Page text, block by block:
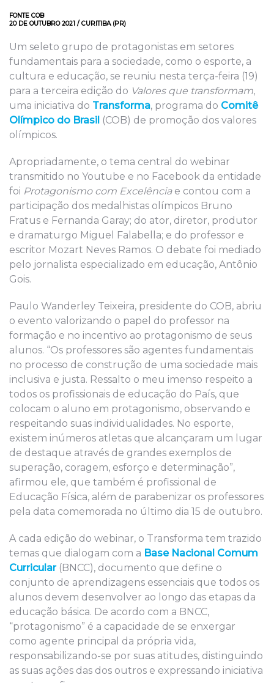
FONTE COB
20 DE OUTUBRO 2021 / CURITIBA (PR)
Um seleto grupo de protagonistas em setores
fundamentais para a sociedade, como o esporte, a
cultura e educação, se reuniu nesta terça-feira (19)
para a terceira edição do Valores que transformam,
uma iniciativa do Transforma, programa do Comitê
Olímpico do Brasil (COB) de promoção dos valores
olímpicos.
Apropriadamente, o tema central do webinar
transmitido no Youtube e no Facebook da entidade
foi Protagonismo com Excelênciae contou com a
participação dos medalhistas olímpicos Bruno
Fratus e Fernanda Garay; do ator, diretor, produtor
e dramaturgo Miguel Falabella; e do professor e
escritor Mozart Neves Ramos. O debate foi mediado
pelo jornalista especializado em educação, Antônio
Gois.
Paulo Wanderley Teixeira, presidente do COB, abriu
o evento valorizando o papel do professor na
formação e no incentivo ao protagonismo de seus
alunos. “Os professores são agentes fundamentais
no processo de construção de uma sociedade mais
inclusiva e justa. Ressalto o meu imenso respeito a
todos os profissionais de educação do País, que
colocam o aluno em protagonismo, observando e
respeitando suas individualidades. No esporte,
existem inúmeros atletas que alcançaram um lugar
de destaque através de grandes exemplos de
superação, coragem, esforço e determinação”,
afirmou ele, que também é profissional de
Educação Física, além de parabenizar os professores
pela data comemorada no último dia 15 de outubro.
A cada edição do webinar, o Transforma tem trazido
temas que dialogam com a Base Nacional Comum
Curricular (BNCC), documento que define o
conjunto de aprendizagens essenciais que todos os
alunos devem desenvolver ao longo das etapas da
educação básica. De acordo com a BNCC,
“protagonismo” é a capacidade de se enxergar
como agente principal da própria vida,
responsabilizando-se por suas atitudes, distinguindo
as suas ações das dos outros e expressando iniciativa